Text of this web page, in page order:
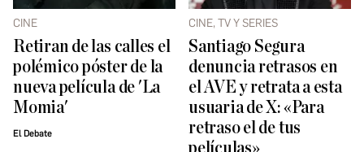
CINE
Retiran de las calles el
polémico póster de la
nueva película de 'La
Momia'
El Debate
CINE, TV Y SERIES
Santiago Segura
denuncia retrasos en
el AVE y retrata a esta
usuaria de X: «Para
retraso el de tus